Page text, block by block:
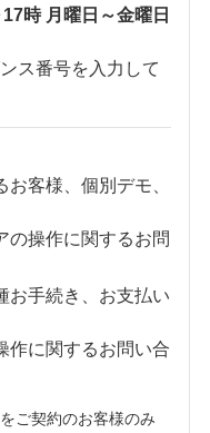
時 月曜日～金曜日
ス番号を入力して
お客様、個別デモ、
の操作に関するお問
お手続き、お支払い
作に関するお問い合
ご契約のお客様のみ